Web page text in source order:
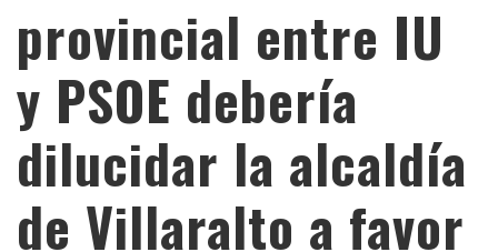
provincial entre IU
y PSOE debería
dilucidar la alcaldía
de Villaralto a favor